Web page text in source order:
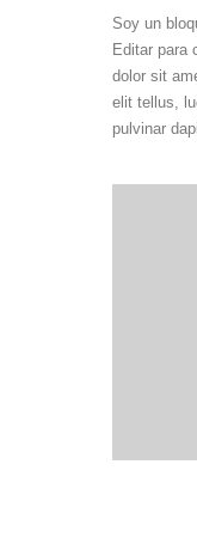
Soy un
Editar para
dolor sit
elit tellus,
pulvinar